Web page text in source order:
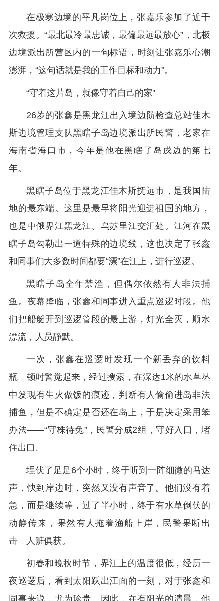
在极寒边境的平凡岗位上，张嘉乐参加了近千
次救援。“最北最冷最忠诚，最偏最远最放心”，北极
边境派出所营区内的一句标语，时刻让张嘉乐心潮
澎湃，“这句话就是我的工作目标和动力”。
“守着这片岛，就像守着自己的家”
26岁的张鑫是黑龙江出入境边防检查总站佳木
斯边境管理支队黑瞎子岛边境派出所民警，老家在
海南省海口市，今年是他在黑瞎子岛戍边的第七
年。
黑瞎子岛位于黑龙江佳木斯抚远市，是我国陆
地的最东端。这里是最早将阳光迎进祖国的地方，
也是中俄界江黑龙江、乌苏里江交汇处。江河在黑
瞎子岛勾勒出一道特殊的边境线，这也决定了张鑫
和同事们大多数时间都要“漂”在江上，进行巡逻。
黑瞎子岛全年禁渔，但偶尔依然有人非法捕
鱼。夜幕降临，张鑫和同事进入重点巡逻时段。他
们把船艇开到巡逻管段的最上游，灯光全灭，顺水
漂流，人员静默。
一次，张鑫在巡逻时发现一个新丢弃的饮料
瓶，顿时警觉起来，经过搜索，在深达1米的水草丛
中发现有生火做饭的痕迹，判断有人偷偷进岛非法
捕鱼，但是不确定是否还在岛上，于是决定采用笨
办法——“守株待兔”，民警分成2组，守好入口，堵
住出口。
埋伏了足足6个小时，终于听到一阵细微的马达
声，快到岸边时，突然又没有声音了。他们没有着
急，而是继续等，过了半小时，终于有水草倒伏的
动静传来，果然有人拖着渔船上岸，民警果断出
击，人赃俱获。
初春和晚秋时节，界江上的温度很低，经历一
夜巡逻后，看到太阳跃出江面的一刻，对于张鑫和
同事来说，尤为珍贵。因此，在有阳光的清晨，他